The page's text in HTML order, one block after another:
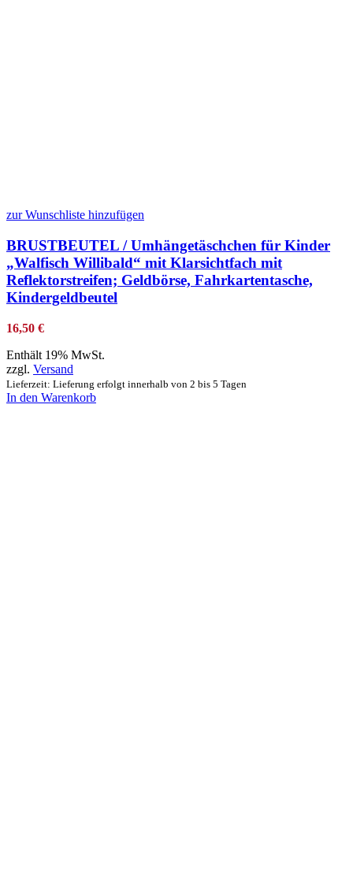
zur Wunschliste hinzufügen
BRUSTBEUTEL / Umhängetäschchen für Kinder
„Walfisch Willibald“ mit Klarsichtfach mit
Reflektorstreifen; Geldbörse, Fahrkartentasche,
Kindergeldbeutel
16,50 €
Enthält 19% MwSt.
zzgl. Versand
Lieferzeit: Lieferung erfolgt innerhalb von 2 bis 5 Tagen
In den Warenkorb